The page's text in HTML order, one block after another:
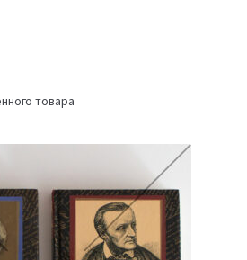
товара